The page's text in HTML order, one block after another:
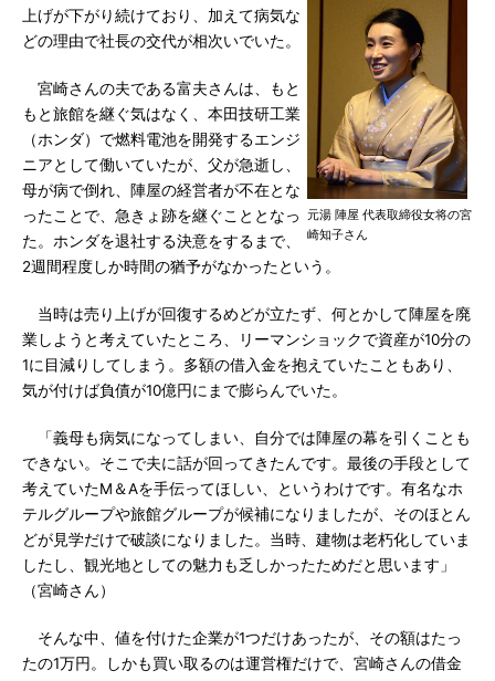
元湯 陣屋 代表取締役女将の宮
崎知子さん
上げが下がり続けており、加えて病気な
どの理由で社長の交代が相次いでいた。
宮崎さんの夫である富夫さんは、もと
もと旅館を継ぐ気はなく、本田技研工業
（ホンダ）で燃料電池を開発するエンジ
ニアとして働いていたが、父が急逝し、
母が病で倒れ、陣屋の経営者が不在とな
ったことで、急きょ跡を継ぐこととなっ
た。ホンダを退社する決意をするまで、
2週間程度しか時間の猶予がなかったという。
当時は売り上げが回復するめどが立たず、何とかして陣屋を廃
業しようと考えていたところ、リーマンショックで資産が10分の
1に目減りしてしまう。多額の借入金を抱えていたこともあり、
気が付けば負債が10億円にまで膨らんでいた。
「義母も病気になってしまい、自分では陣屋の幕を引くことも
できない。そこで夫に話が回ってきたんです。最後の手段として
考えていたM＆Aを手伝ってほしい、というわけです。有名なホ
テルグループや旅館グループが候補になりましたが、そのほとん
どが見学だけで破談になりました。当時、建物は老朽化していま
したし、観光地としての魅力も乏しかったためだと思います」
（宮崎さん）
そんな中、値を付けた企業が1つだけあったが、その額はたっ
たの1万円。しかも買い取るのは運営権だけで、宮崎さんの借金